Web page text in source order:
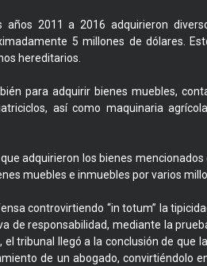
2011 a 2016 adquirieron
5 millones de dólares.
hereditarios.
para adquirir bienes muebles,
así como maquinaria
adquirieron los bienes
muebles e inmuebles por varios
controvirtiendo “in totum” la
de responsabilidad, mediante la
tribunal llegó a la conclusión de que
de un abogado, convirtiéndolo